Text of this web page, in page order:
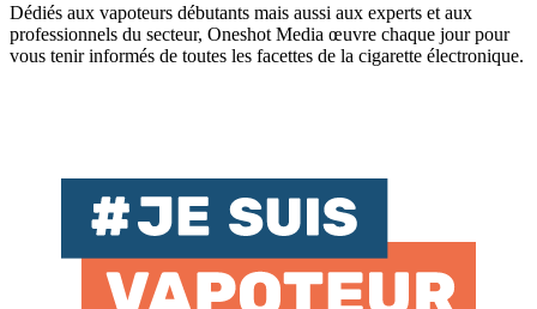
Dédiés aux vapoteurs débutants mais aussi aux experts et aux
professionnels du secteur, Oneshot Media œuvre chaque jour pour
vous tenir informés de toutes les facettes de la cigarette électronique.